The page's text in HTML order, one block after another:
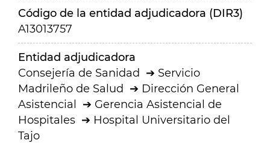
Código de la entidad adjudicadora (DIR3)
A13013757
Entidad adjudicadora
Consejería de Sanidad
Servicio
Madrileño de Salud
Dirección General
Asistencial
Gerencia Asistencial de
Hospitales
Hospital Universitario del
Tajo